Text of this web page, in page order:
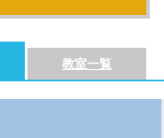
教室一覧